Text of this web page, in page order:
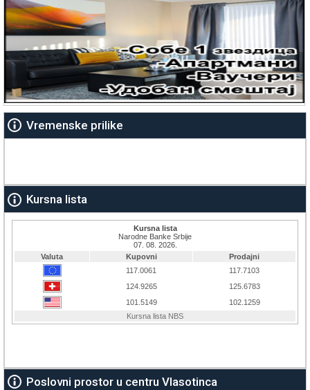
Vremenske prilike
Kursna lista
Poslovni prostor u centru Vlasotinca